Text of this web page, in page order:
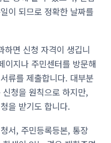
이 되므로 정확한 날짜를
면 신청 자격이 생깁니
이지나 주민센터를 방문해
류를 제출합니다. 대부분
청을 원칙으로 하지만,
을 받기도 합니다.
서, 주민등록등본, 통장